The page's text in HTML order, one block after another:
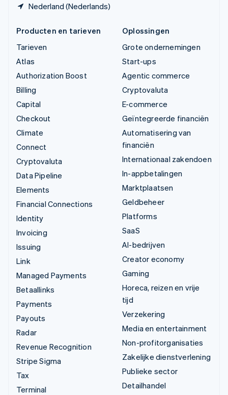
Nederland (Nederlands)
Producten en tarieven
Tarieven
Atlas
Authorization Boost
Billing
Capital
Checkout
Climate
Connect
Cryptovaluta
Data Pipeline
Elements
Financial Connections
Identity
Invoicing
Issuing
Link
Managed Payments
Betaallinks
Payments
Payouts
Radar
Revenue Recognition
Stripe Sigma
Tax
Terminal
Oplossingen
Grote ondernemingen
Start-ups
Agentic commerce
Cryptovaluta
E-commerce
Geïntegreerde financiën
Automatisering van
financiën
Internationaal zakendoen
In-appbetalingen
Marktplaatsen
Geldbeheer
Platforms
SaaS
AI-bedrijven
Creator economy
Gaming
Horeca, reizen en vrije
tijd
Verzekering
Media en entertainment
Non-profitorganisaties
Zakelijke dienstverlening
Publieke sector
Detailhandel